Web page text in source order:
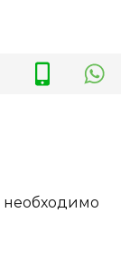
необходимо